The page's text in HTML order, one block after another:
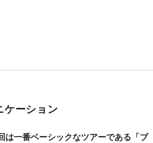
ケーション
は一番ベーシックなツアーである「ブ